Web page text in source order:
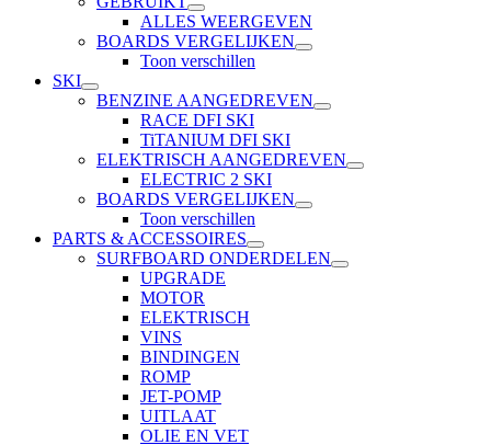
ALLES WEERGEVEN
BOARDS VERGELIJKEN
Toon verschillen
SKI
BENZINE AANGEDREVEN
RACE DFI SKI
TiTANIUM DFI SKI
ELEKTRISCH AANGEDREVEN
ELECTRIC 2 SKI
BOARDS VERGELIJKEN
Toon verschillen
PARTS & ACCESSOIRES
SURFBOARD ONDERDELEN
UPGRADE
MOTOR
ELEKTRISCH
VINS
BINDINGEN
ROMP
JET-POMP
UITLAAT
OLIE EN VET